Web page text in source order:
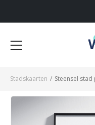
Voor 12:00 uur besteld,
Stadskaarten / Steensel